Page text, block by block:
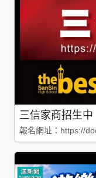
三信家商招生中
報名網址：https://